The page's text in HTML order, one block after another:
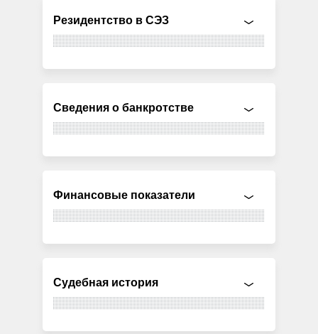
Резидентство в СЭЗ
Сведения о банкротстве
Финансовые показатели
Судебная история